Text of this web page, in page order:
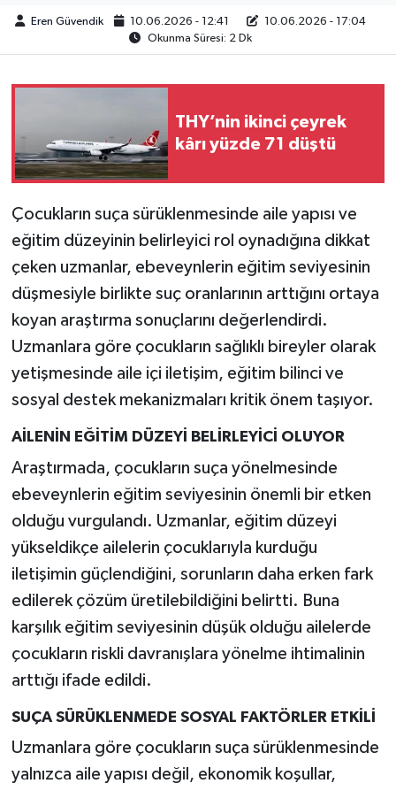
Eren Güvendik 10.06.2026 - 12:41
10.06.2026 - 17:04
Okunma Süresi: 2 Dk
THY’nin ikinci çeyrek
kârı yüzde 71 düştü
Çocukların suça sürüklenmesinde aile yapısı ve
eğitim düzeyinin belirleyici rol oynadığına dikkat
çeken uzmanlar, ebeveynlerin eğitim seviyesinin
düşmesiyle birlikte suç oranlarının arttığını ortaya
koyan araştırma sonuçlarını değerlendirdi.
Uzmanlara göre çocukların sağlıklı bireyler olarak
yetişmesinde aile içi iletişim, eğitim bilinci ve
sosyal destek mekanizmaları kritik önem taşıyor.
AİLENİN EĞİTİM DÜZEYİ BELİRLEYİCİ OLUYOR
Araştırmada, çocukların suça yönelmesinde
ebeveynlerin eğitim seviyesinin önemli bir etken
olduğu vurgulandı. Uzmanlar, eğitim düzeyi
yükseldikçe ailelerin çocuklarıyla kurduğu
iletişimin güçlendiğini, sorunların daha erken fark
edilerek çözüm üretilebildiğini belirtti. Buna
karşılık eğitim seviyesinin düşük olduğu ailelerde
çocukların riskli davranışlara yönelme ihtimalinin
arttığı ifade edildi.
SUÇA SÜRÜKLENMEDE SOSYAL FAKTÖRLER ETKİLİ
Uzmanlara göre çocukların suça sürüklenmesinde
yalnızca aile yapısı değil, ekonomik koşullar,